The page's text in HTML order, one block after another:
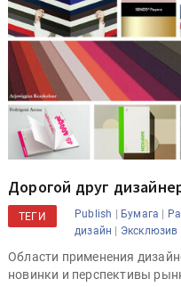
Дорогой друг
ТЕГИ Publish | Бумага |
дизайн | Эксклюзив
Области применения
новинки и перспективы